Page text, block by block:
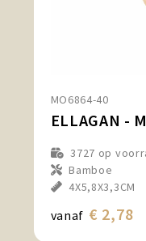
MO6864-40
3727 op
Bamboe
4X5,8X3,3CM
vanaf € 2,78